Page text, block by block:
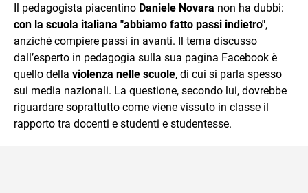
Il pedagogista piacentino Daniele Novara non ha dubbi:
con la scuola italiana "abbiamo fatto passi indietro",
anziché compiere passi in avanti. Il tema discusso
dall’esperto in pedagogia sulla sua pagina Facebook è
quello della violenza nelle scuole, di cui si parla spesso
sui media nazionali. La questione, secondo lui, dovrebbe
riguardare soprattutto come viene vissuto in classe il
rapporto tra docenti e studenti e studentesse.